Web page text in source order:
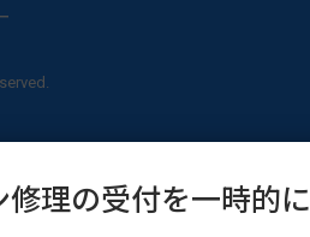
理の受付を一時的に